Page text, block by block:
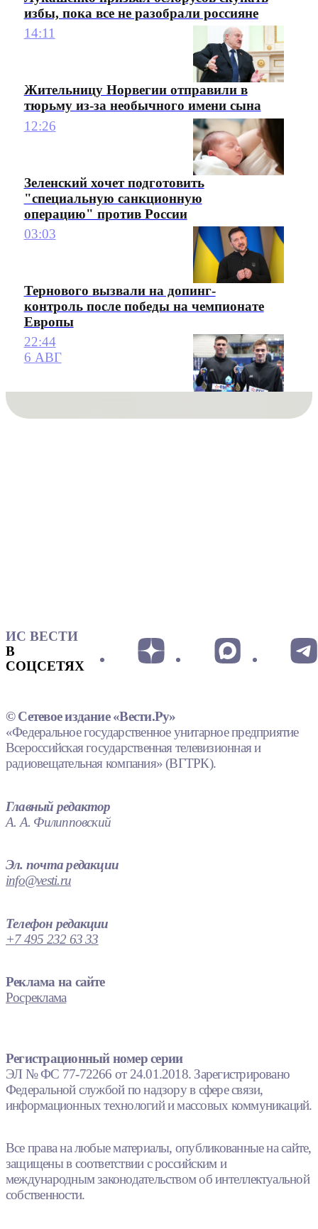
избы, пока все не разобрали россияне
14:11
Жительницу Норвегии отправили в
тюрьму из-за необычного имени сына
12:26
Зеленский хочет подготовить
"специальную санкционную
операцию" против России
03:03
Тернового вызвали на допинг-
контроль после победы на чемпионате
Европы
22:44
6 АВГ
ИС ВЕСТИ
В
СОЦСЕТЯХ
© Сетевое издание «Вести.Ру»
«Федеральное государственное унитарное предприятие
Всероссийская государственная телевизионная и
радиовещательная компания» (ВГТРК).
Главный редактор
А. А. Филипповский
Эл. почта редакции
info@vesti.ru
Телефон редакции
+7 495 232 63 33
Реклама на сайте
Росреклама
Регистрационный номер серии
ЭЛ № ФС 77-72266 от 24.01.2018. Зарегистрировано
Федеральной службой по надзору в сфере связи,
информационных технологий и массовых коммуникаций.
Все права на любые материалы, опубликованные на сайте,
защищены в соответствии с российским и
международным законодательством об интеллектуальной
собственности.